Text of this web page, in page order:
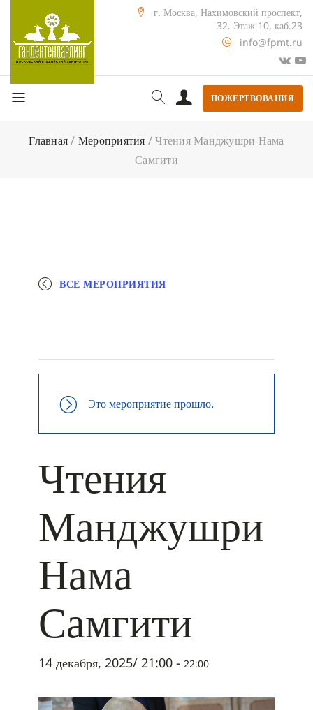
г. Москва, Нахимовский проспект,
32. Этаж 10, каб.23
info@fpmt.ru
ПОЖЕРТВОВАНИЯ
Главная/ Мероприятия /Чтения Манджушри Нама
Самгити
ВСЕ МЕРОПРИЯТИЯ
Это мероприятие прошло.
Чтения
Манджушри
Нама
Самгити
14 декабря, 2025/ 21:00 - 22:00